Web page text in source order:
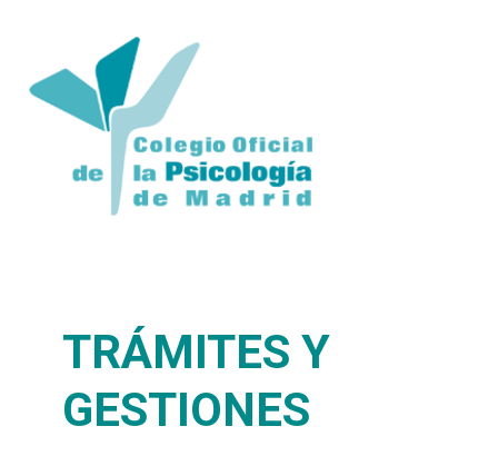
TRÁMITES Y
GESTIONES